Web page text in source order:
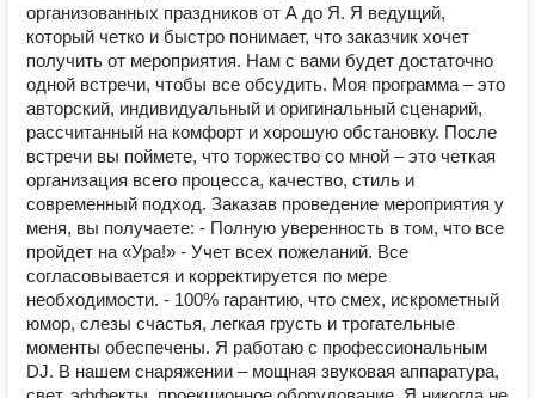
организованных праздников от А до Я. Я ведущий,
который четко и быстро понимает, что заказчик хочет
получить от мероприятия. Нам с вами будет достаточно
одной встречи, чтобы все обсудить. Моя программа – это
авторский, индивидуальный и оригинальный сценарий,
рассчитанный на комфорт и хорошую обстановку. После
встречи вы поймете, что торжество со мной – это четкая
организация всего процесса, качество, стиль и
современный подход. Заказав проведение мероприятия у
меня, вы получаете: - Полную уверенность в том, что все
пройдет на «Ура!» - Учет всех пожеланий. Все
согласовывается и корректируется по мере
необходимости. - 100% гарантию, что смех, искрометный
юмор, слезы счастья, легкая грусть и трогательные
моменты обеспечены. Я работаю с профессиональным
DJ. В нашем снаряжении – мощная звуковая аппаратура,